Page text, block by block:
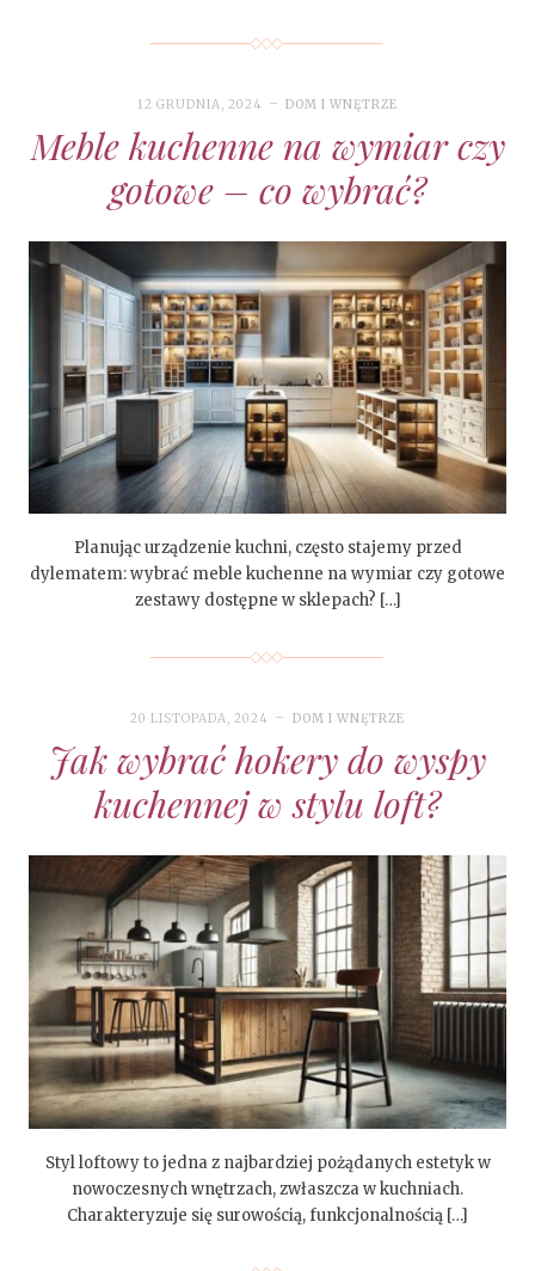
12 GRUDNIA, 2024 DOM I WNĘTRZE
Meble kuchenne na wymiar czy
gotowe – co wybrać?
Planując urządzenie kuchni, często stajemy przed
dylematem: wybrać meble kuchenne na wymiar czy gotowe
zestawy dostępne w sklepach? […]
20 LISTOPADA, 2024 DOM I WNĘTRZE
Jak wybrać hokery do wyspy
kuchennej w stylu loft?
Styl loftowy to jedna z najbardziej pożądanych estetyk w
nowoczesnych wnętrzach, zwłaszcza w kuchniach.
Charakteryzuje się surowością, funkcjonalnością […]